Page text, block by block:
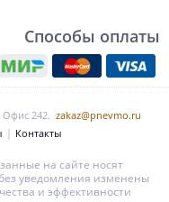
Способы оплаты
Офис 242. zakaz@pnevmo.ru
Контакты
на сайте носят
уведомления изменены
и эффективности